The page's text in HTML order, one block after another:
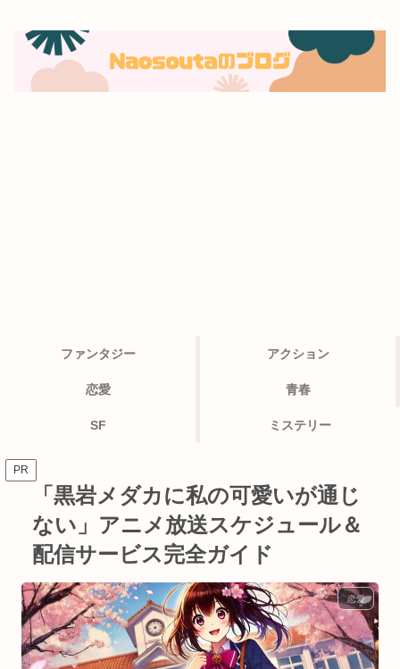
ファンタジー アクション
恋愛 青春
SF ミステリー
PR
「黒岩メダカに私の可愛いが通じ
ない」アニメ放送スケジュール＆
配信サービス完全ガイド
恋愛